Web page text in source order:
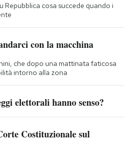
Repubblica cosa succede quando i
con la macchina
che dopo una mattinata faticosa
intorno alla zona
elettorali hanno senso?
Costituzionale sul